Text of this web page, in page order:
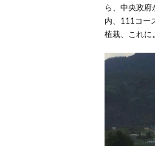
ら、中央政府
内、 111 コー
植栽、これに